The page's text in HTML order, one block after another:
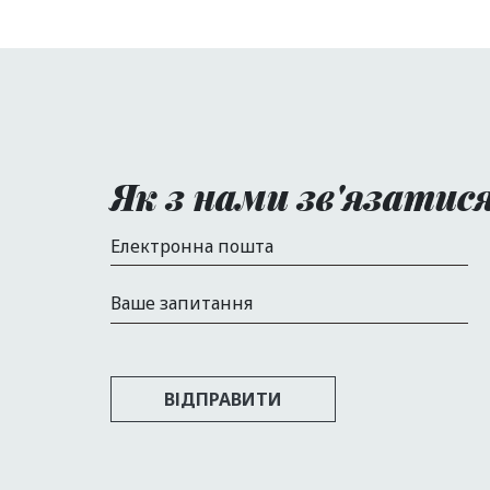
Як з нами
Електронна пошта
Ваше запитання
ВІДПРАВИТИ